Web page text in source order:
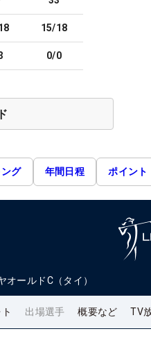
15/18
0/0
グ 年間日程 ポイント
オールドC（タイ）
出場選手 概要など TV